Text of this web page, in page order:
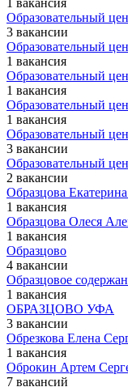
1 вакансия
Образовательный
3 вакансии
Образовательный
1 вакансия
Образовательный
1 вакансия
Образовательный
1 вакансия
Образовательный
3 вакансии
Образовательный
2 вакансии
Образцова
1 вакансия
Образцова Олеся
1 вакансия
Образцово
4 вакансии
Образцовое
1 вакансия
ОБРАЗЦОВО УФА
3 вакансии
Обрезкова Елена
1 вакансия
Оброкин Артем
7 вакансий